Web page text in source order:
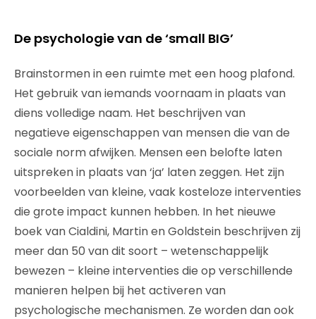
De psychologie van de ‘small BIG’
Brainstormen in een ruimte met een hoog plafond.
Het gebruik van iemands voornaam in plaats van
diens volledige naam. Het beschrijven van
negatieve eigenschappen van mensen die van de
sociale norm afwijken. Mensen een belofte laten
uitspreken in plaats van ‘ja’ laten zeggen. Het zijn
voorbeelden van kleine, vaak kosteloze interventies
die grote impact kunnen hebben. In het nieuwe
boek van Cialdini, Martin en Goldstein beschrijven zij
meer dan 50 van dit soort – wetenschappelijk
bewezen – kleine interventies die op verschillende
manieren helpen bij het activeren van
psychologische mechanismen. Ze worden dan ook